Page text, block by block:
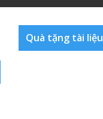
Quà tặng tài liệu